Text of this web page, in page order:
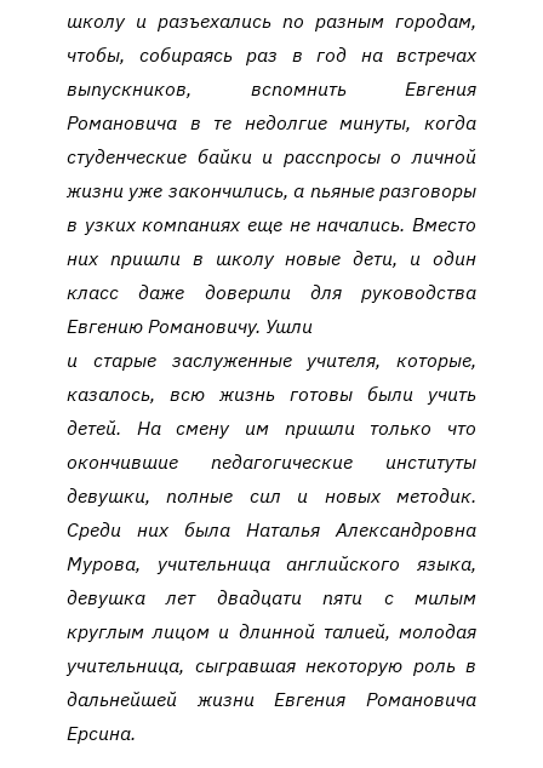
школу и разъехались по разным городам,
чтобы, собираясь раз в год на встречах
выпускников, вспомнить Евгения
Романовича в те недолгие минуты, когда
студенческие байки и расспросы о личной
жизни уже закончились, а пьяные разговоры
в узких компаниях еще не начались. Вместо
них пришли в школу новые дети, и один
класс даже доверили для руководства
Евгению Романовичу. Ушли
и старые заслуженные учителя, которые,
казалось, всю жизнь готовы были учить
детей. На смену им пришли только что
окончившие педагогические институты
девушки, полные сил и новых методик.
Среди них была Наталья Александровна
Мурова, учительница английского языка,
девушка лет двадцати пяти с милым
круглым лицом и длинной талией, молодая
учительница, сыгравшая некоторую роль в
дальнейшей жизни Евгения Романовича
Ерсина.